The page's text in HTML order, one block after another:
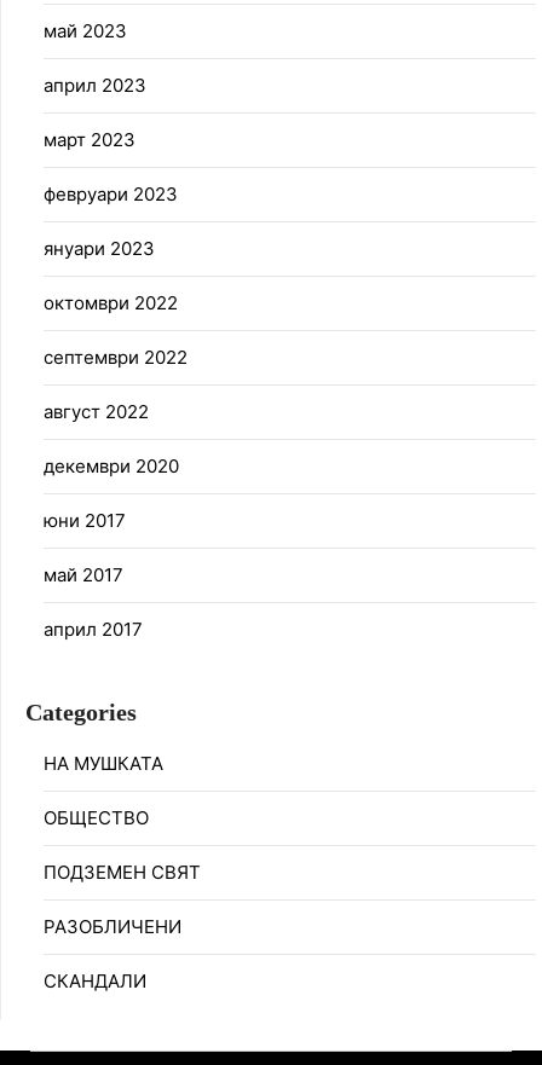
май 2023
април 2023
март 2023
февруари 2023
януари 2023
октомври 2022
септември 2022
август 2022
декември 2020
юни 2017
май 2017
април 2017
Categories
НА МУШКАТА
ОБЩЕСТВО
ПОДЗЕМЕН СВЯТ
РАЗОБЛИЧЕНИ
СКАНДАЛИ